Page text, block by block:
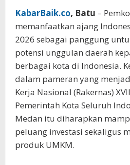
KabarBaik.co, Batu –
memanfaatkan ajang
2026 sebagai panggung
potensi unggulan daerah
berbagai kota di Indonesia.
dalam pameran yang
Kerja Nasional (Rakernas)
Pemerintah Kota Seluruh
Medan itu diharapkan
peluang investasi sekaligus
produk UMKM.